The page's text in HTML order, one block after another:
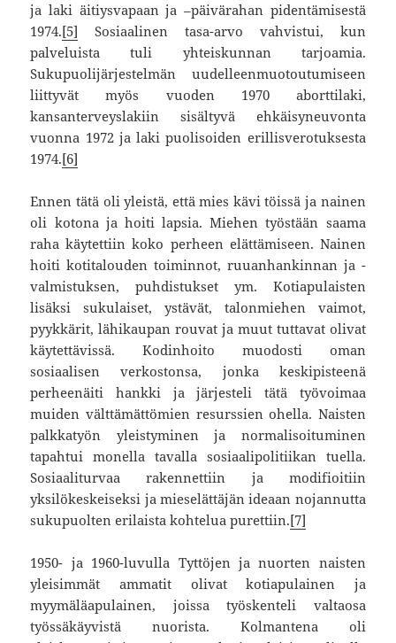
ja laki äitiysvapaan ja –päivärahan pidentämisestä
1974.[5] Sosiaalinen tasa-arvo vahvistui, kun
palveluista tuli yhteiskunnan tarjoamia.
Sukupuolijärjestelmän uudelleenmuotoutumiseen
liittyvät myös vuoden 1970 aborttilaki,
kansanterveyslakiin sisältyvä ehkäisyneuvonta
vuonna 1972 ja laki puolisoiden erillisverotuksesta
1974.[6]
Ennen tätä oli yleistä, että mies kävi töissä ja nainen
oli kotona ja hoiti lapsia. Miehen työstään saama
raha käytettiin koko perheen elättämiseen. Nainen
hoiti kotitalouden toiminnot, ruuanhankinnan ja -
valmistuksen, puhdistukset ym. Kotiapulaisten
lisäksi sukulaiset, ystävät, talonmiehen vaimot,
pyykkärit, lähikaupan rouvat ja muut tuttavat olivat
käytettävissä. Kodinhoito muodosti oman
sosiaalisen verkostonsa, jonka keskipisteenä
perheenäiti hankki ja järjesteli tätä työvoimaa
muiden välttämättömien resurssien ohella. Naisten
palkkatyön yleistyminen ja normalisoituminen
tapahtui monella tavalla sosiaalipolitiikan tuella.
Sosiaaliturvaa rakennettiin ja modifioitiin
yksilökeskeiseksi ja mieselättäjän ideaan nojannutta
sukupuolten erilaista kohtelua purettiin.[7]
1950- ja 1960-luvulla Tyttöjen ja nuorten naisten
yleisimmät ammatit olivat kotiapulainen ja
myymäläapulainen, joissa työskenteli valtaosa
työssäkäyvistä nuorista. Kolmantena oli